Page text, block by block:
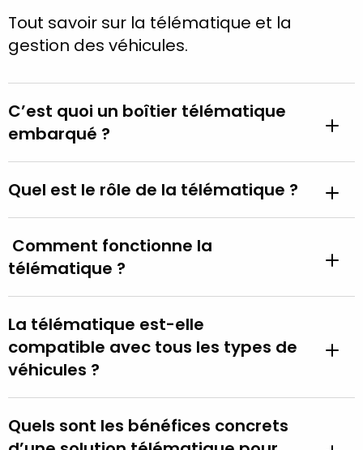
Tout savoir sur la télématique et la
gestion des véhicules.
C’est quoi un boîtier télématique
embarqué ?
Quel est le rôle de la télématique ?
Comment fonctionne la
télématique ?
La télématique est-elle
compatible avec tous les types de
véhicules ?
Quels sont les bénéfices concrets